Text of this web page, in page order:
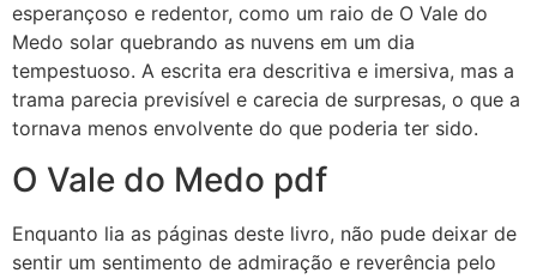
esperançoso e redentor, como um raio de O Vale do
Medo solar quebrando as nuvens em um dia
tempestuoso. A escrita era descritiva e imersiva, mas a
trama parecia previsível e carecia de surpresas, o que a
tornava menos envolvente do que poderia ter sido.
O Vale do Medo pdf
Enquanto lia as páginas deste livro, não pude deixar de
sentir um sentimento de admiração e reverência pelo